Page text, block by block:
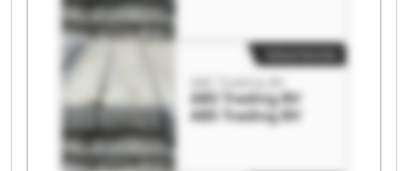
ABS Trading BV
ABS Trading BV
ABS Trading BV